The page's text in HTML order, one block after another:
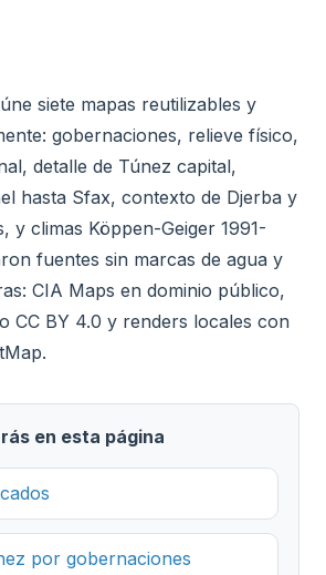
siete mapas reutilizables y
gobernaciones, relieve físico,
detalle de Túnez capital,
hasta Sfax, contexto de Djerba y
y climas Köppen-Geiger 1991-
fuentes sin marcas de agua y
CIA Maps en dominio público,
CC BY 4.0 y renders locales con
en esta página
por gobernaciones